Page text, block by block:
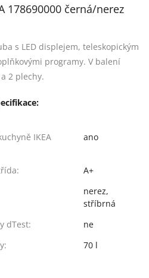
178690000 černá/nerez
20)
s LED displejem, teleskopickým
programy. V balení
2 plechy.
IKEA
ano
A+
nerez,
stříbrná
dTest:
ne
70 l